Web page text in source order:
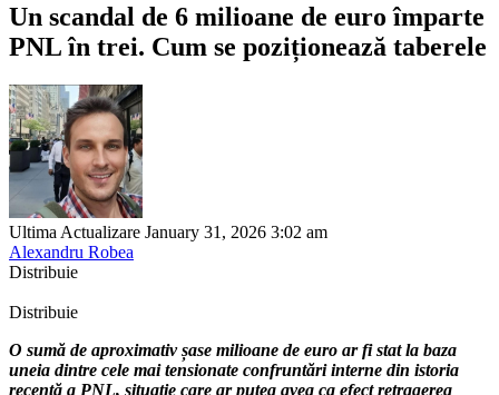
Un scandal de 6 milioane de euro împarte
PNL în trei. Cum se poziționează taberele
Ultima Actualizare January 31, 2026 3:02 am
Alexandru Robea
Distribuie
Distribuie
O sumă de aproximativ șase milioane de euro ar fi stat la baza
uneia dintre cele mai tensionate confruntări interne din istoria
recentă a PNL, situație care ar putea avea ca efect retragerea